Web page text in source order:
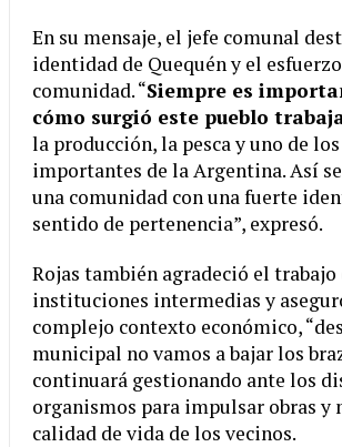
En su mensaje, el jefe comunal
identidad de Quequén y el
comunidad. “Siempre es
cómo surgió este pueblo
la producción, la pesca y uno de
importantes de la Argentina. Así
una comunidad con una fuerte
sentido de pertenencia”, expresó.
Rojas también agradeció el trabajo
instituciones intermedias y
complejo contexto económico,
municipal no vamos a bajar los
continuará gestionando ante los
organismos para impulsar obras y
calidad de vida de los vecinos.